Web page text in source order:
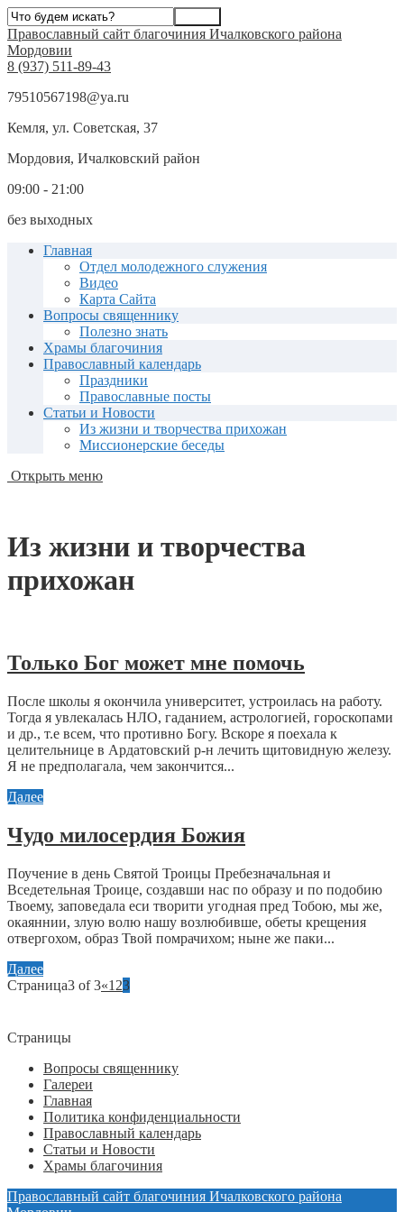
Православный сайт благочиния Ичалковского района
Мордовии
8 (937) 511-89-43
79510567198@ya.ru
Кемля, ул. Советская, 37
Мордовия, Ичалковский район
09:00 - 21:00
без выходных
Главная
Отдел молодежного служения
Видео
Карта Сайта
Вопросы священнику
Полезно знать
Храмы благочиния
Православный календарь
Праздники
Православные посты
Статьи и Новости
Из жизни и творчества прихожан
Миссионерские беседы
Открыть меню
Из жизни и творчества
прихожан
Только Бог может мне помочь
После школы я окончила университет, устроилась на работу.
Тогда я увлекалась НЛО, гаданием, астрологией, гороскопами
и др., т.е всем, что противно Богу. Вскоре я поехала к
целительнице в Ардатовский р-н лечить щитовидную железу.
Я не предполагала, чем закончится...
Далее
Чудо милосердия Божия
Поучение в день Святой Троицы Пребезначальная и
Вседетельная Троице, создавши нас по образу и по подобию
Твоему, заповедала еси творити угодная пред Тобою, мы же,
окаяннии, злую волю нашу возлюбивше, обеты крещения
отвергохом, образ Твой помрачихом; ныне же паки...
Далее
Страница3 of 3«1 23
Страницы
Вопросы священнику
Галереи
Главная
Политика конфиденциальности
Православный календарь
Статьи и Новости
Храмы благочиния
Православный сайт благочиния Ичалковского района